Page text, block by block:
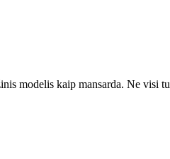
modelis kaip mansarda. Ne visi